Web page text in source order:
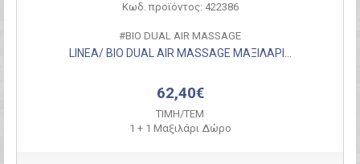
Κωδ. προϊόντος: 422386
#BIO DUAL AIR MASSAGE
LINEA/ BIO DUAL AIR MASSAGE ΜΑΞΙΛΑΡΙ...
62,40€
ΤΙΜH/ΤΕΜ
1 + 1 Μαξιλάρι Δώρο